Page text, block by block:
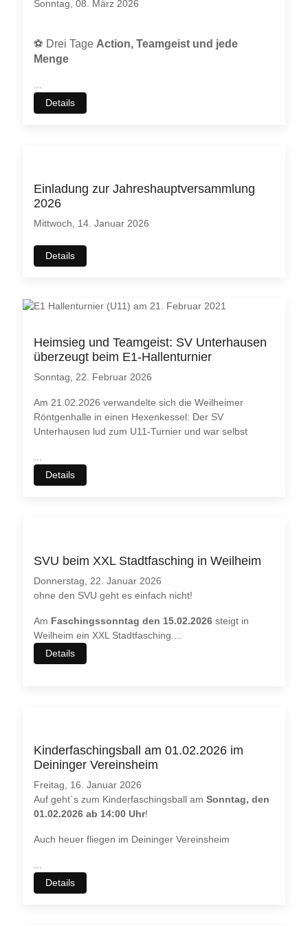
Sonntag, 08. März 2026
⚽ Drei Tage Action, Teamgeist und jede
Menge
...
Details
Einladung zur Jahreshauptversammlung
2026
Mittwoch, 14. Januar 2026
Details
Heimsieg und Teamgeist: SV Unterhausen
überzeugt beim E1-Hallenturnier
Sonntag, 22. Februar 2026
Am 21.02.2026 verwandelte sich die Weilheimer
Röntgenhalle in einen Hexenkessel: Der SV
Unterhausen lud zum U11-Turnier und war selbst
Details
SVU beim XXL Stadtfasching in Weilheim
Donnerstag, 22. Januar 2026
ohne den SVU geht es einfach nicht!
Am Faschingssonntag den 15.02.2026 steigt in
Weilheim ein XXL Stadtfasching.
Details
Kinderfaschingsball am 01.02.2026 im
Deininger Vereinsheim
Freitag, 16. Januar 2026
Auf geht´s zum Kinderfaschingsball amSonntag, den
01.02.2026 ab 14:00 Uhr!
Auch heuer fliegen im Deininger Vereinsheim
Details
möchten. Bitte beachten Sie dabei auch, dass bei einer
Akzeptieren
Weitere Informationen